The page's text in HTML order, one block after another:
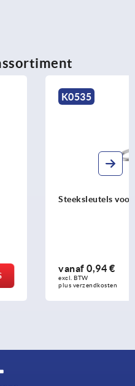
DETAILS